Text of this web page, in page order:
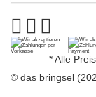
*Alle
© das bringsel